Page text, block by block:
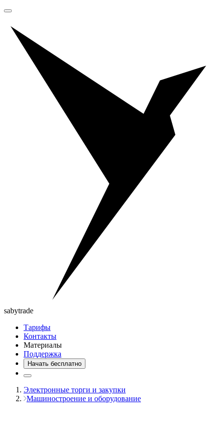
sabytrade
Тарифы
Контакты
Материалы
Поддержка
Начать бесплатно
Электронные торги и закупки
Машиностроение и оборудование